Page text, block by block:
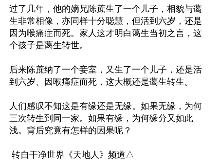
过了几年，他的嫡兄陈蔗生了一个儿子，相貌与蔼
生非常相像，亦同样十分聪慧，但活到六岁，还是
因为喉痛症而死。家人这才明白蔼生当初之言，这
个孩子是蔼生转世。
后来陈蔗纳了一个妾室，又生了一个儿子，还是活
到六岁、因喉痛症而死，这大概还是蔼生转生。
人们感叹不知这是有缘还是无缘。如果无缘，为何
三次转生到同一家。如果有缘，为何缘分又如此
浅。背后究竟有怎样的因果呢？